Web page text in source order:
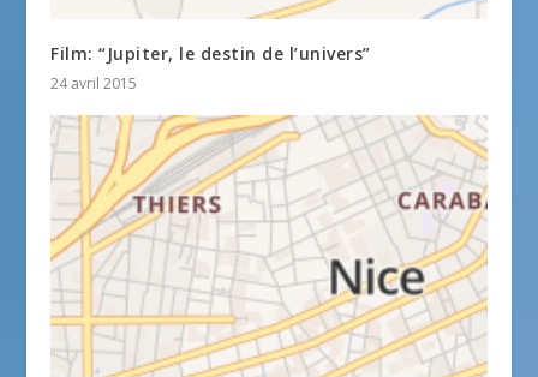
Film: “Jupiter, le destin de l’univers”
24 avril 2015